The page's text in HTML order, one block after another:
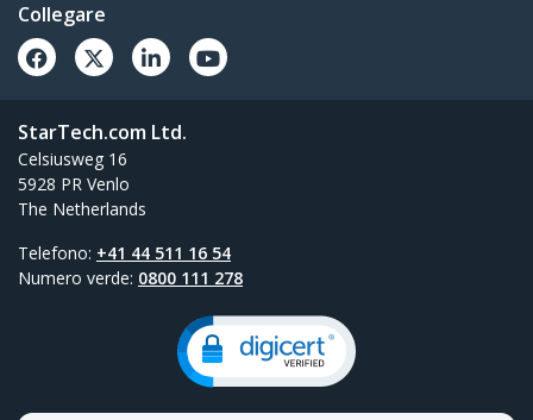
Collegare
StarTech.com Ltd.
Celsiusweg 16
5928 PR Venlo
The Netherlands
Telefono: +41 44 511 16 54
Numero verde: 0800 111 278